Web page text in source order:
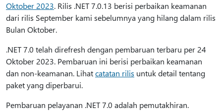
Oktober 2023. Rilis .NET 7.0.13 berisi perbaikan keamanan
dari rilis September kami sebelumnya yang hilang dalam rilis
Bulan Oktober.
.NET 7.0 telah direfresh dengan pembaruan terbaru per 24
Oktober 2023. Pembaruan ini berisi perbaikan keamanan
dan non-keamanan. Lihatcatatan rilis untuk detail tentang
paket yang diperbarui.
Pembaruan pelayanan .NET 7.0 adalah pemutakhiran.